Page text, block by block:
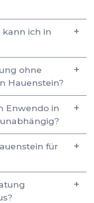
ich in
ohne
Hauenstein?
Enwendo in
für